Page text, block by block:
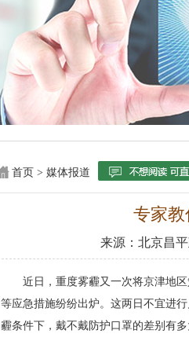
首页 > 媒体报道
专家
来源： 北京昌
近日，重度雾霾又一次将京津地区
等应急措施纷纷出炉。这两日不宜进
霾条件下，戴不戴防护口罩的差别有